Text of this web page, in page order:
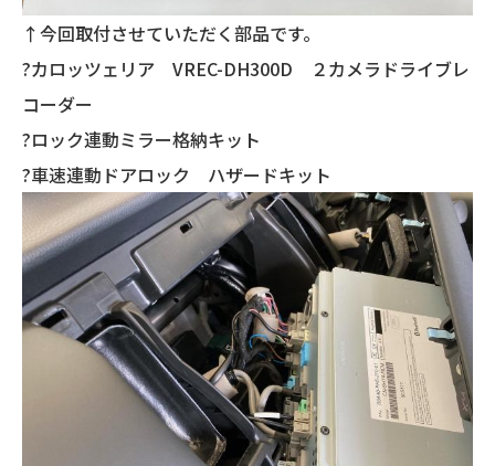
↑今回取付させていただく部品です。
?カロッツェリア VREC-DH300D ２カメラドライブレ
コーダー
?ロック連動ミラー格納キット
?車速連動ドアロック ハザードキット